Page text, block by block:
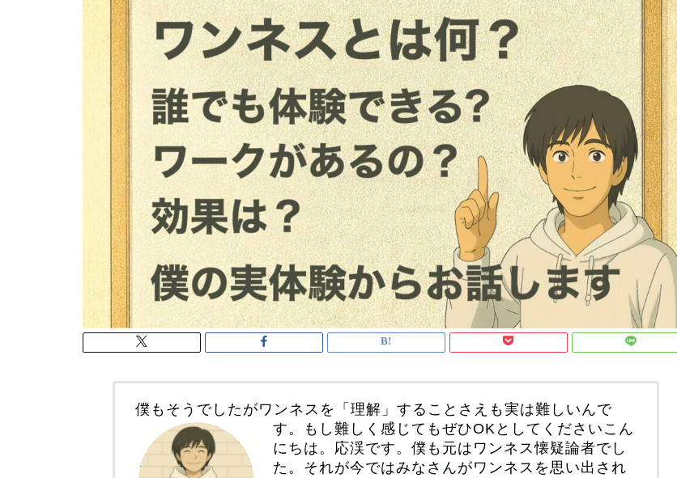
僕もそうでしたがワンネスを「理解」することさえも実は難しいんで
す。もし難しく感じてもぜひOKとしてください こん
にちは。応渓です。僕も 元はワンネス懐疑論者でし
た。それが今ではみなさんがワンネスを思い出され